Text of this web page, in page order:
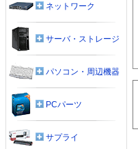
ネットワーク
サーバ・ストレージ
パソコン・周辺機器
PCパーツ
サプライ